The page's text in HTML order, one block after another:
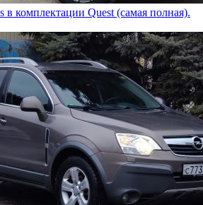
в комплектации Quest (самая полная).